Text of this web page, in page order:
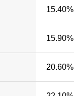
15.40%
15.90%
20.60%